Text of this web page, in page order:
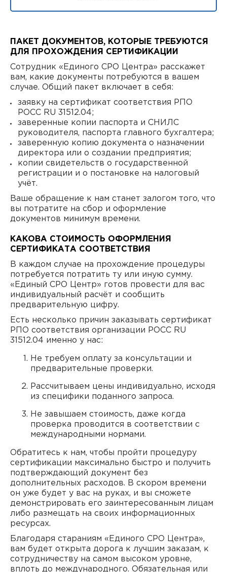
ПАКЕТ ДОКУМЕНТОВ, КОТОРЫЕ ТРЕБУЮТСЯ
ДЛЯ ПРОХОЖДЕНИЯ СЕРТИФИКАЦИИ
Сотрудник «Единого СРО Центра» расскажет
вам, какие документы потребуются в вашем
случае. Общий пакет включает в себя:
заявку на сертификат соответствия РПО
РОСС RU 31512.04;
заверенные копии паспорта и СНИЛС
руководителя, паспорта главного бухгалтера;
заверенную копию документа о назначении
директора или о создании предприятия;
копии свидетельств о государственной
регистрации и о постановке на налоговый
учёт.
Ваше обращение к нам станет залогом того, что
вы потратите на сбор и оформление
документов минимум времени.
КАКОВА СТОИМОСТЬ ОФОРМЛЕНИЯ
СЕРТИФИКАТА СООТВЕТСТВИЯ
В каждом случае на прохождение процедуры
потребуется потратить ту или иную сумму.
«Единый СРО Центр» готов провести для вас
индивидуальный расчёт и сообщить
предварительную цифру.
Есть несколько причин заказывать сертификат
РПО соответствия организации РОСС RU
31512.04 именно у нас:
Не требуем оплату за консультации и
предварительные проверки.
Рассчитываем цены индивидуально, исходя
из специфики поданного запроса.
Не завышаем стоимость, даже когда
проверка проводится в соответствии с
международными нормами.
Обратитесь к нам, чтобы пройти процедуру
сертификации максимально быстро и получить
подтверждающий документ без
дополнительных расходов. В скором времени
он уже будет у вас на руках, и вы сможете
демонстрировать его заинтересованным лицам
либо размещать на своих информационных
ресурсах.
Благодаря стараниям «Единого СРО Центра»,
вам будет открыта дорога к лучшим заказам, к
сотрудничеству на самом высоком уровне,
вплоть до международного. Обязательная или